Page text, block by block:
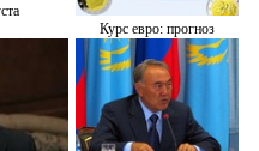
Курс евро: прогноз